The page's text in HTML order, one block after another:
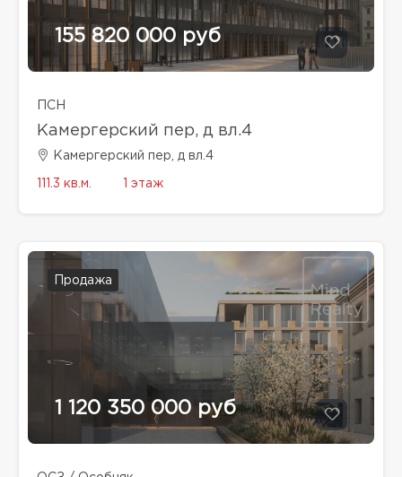
155 820 000 руб
ПСН
Камергерский пер, д вл.4
Камергерский пер, д вл.4
111.3 кв.м. 1 этаж
Продажа
1 120 350 000 руб